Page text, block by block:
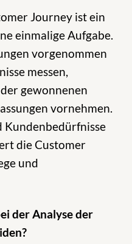
Journey ist ein
einmalige Aufgabe.
vorgenommen
messen,
gewonnenen
vornehmen.
Kundenbedürfnisse
die Customer
und
der Analyse der